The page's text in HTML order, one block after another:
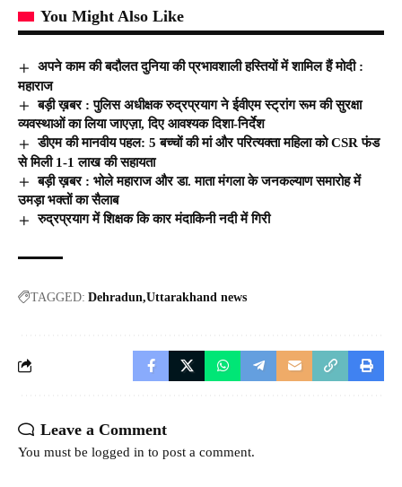
You Might Also Like
अपने काम की बदौलत दुनिया की प्रभावशाली हस्तियों में शामिल हैं मोदी :
महाराज
बड़ी ख़बर : पुलिस अधीक्षक रुद्रप्रयाग ने ईवीएम स्ट्रांग रूम की सुरक्षा
व्यवस्थाओं का लिया जाएज़ा, दिए आवश्यक दिशा-निर्देश
डीएम की मानवीय पहल: 5 बच्चों की मां और परित्यक्ता महिला को CSR फंड
से मिली 1-1 लाख की सहायता
बड़ी ख़बर : भोले महाराज और डा. माता मंगला के जनकल्याण समारोह में
उमड़ा भक्तों का सैलाब
रुद्रप्रयाग में शिक्षक कि कार मंदाकिनी नदी में गिरी
TAGGED: Dehradun Uttarakhand news
Leave a Comment
You must be logged in to post a comment.